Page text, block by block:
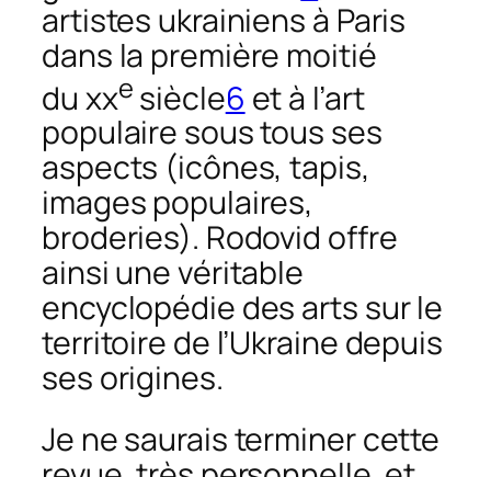
artistes ukrainiens à Paris
dans la première moitié
du xxe siècle6 et à l’art
populaire sous tous ses
aspects (icônes, tapis,
images populaires,
broderies). Rodovid offre
ainsi une véritable
encyclopédie des arts sur le
territoire de l’Ukraine depuis
ses origines.
Je ne saurais terminer cette